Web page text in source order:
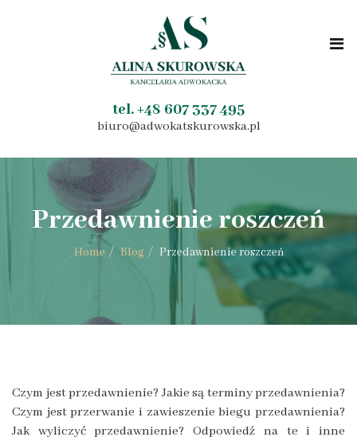
tel. +48 607 337 495
biuro@adwokatskurowska.pl
Przedawnienie roszczeń
Home Blog Przedawnienie roszczeń
Czym jest przedawnienie? Jakie są terminy przedawnienia?
Czym jest przerwanie i zawieszenie biegu przedawnienia?
Jak wyliczyć przedawnienie? Odpowiedź na te i inne